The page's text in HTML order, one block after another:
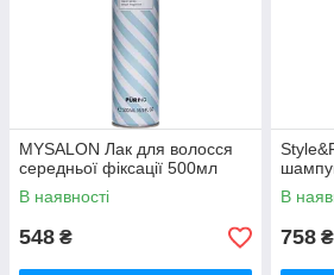
MYSALON Лак для волосся
середньої фіксації 500мл
В наявності
548 ₴
В
758 ₴